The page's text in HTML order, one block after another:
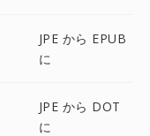
JPE から EPUB
に
JPE から DOT
に